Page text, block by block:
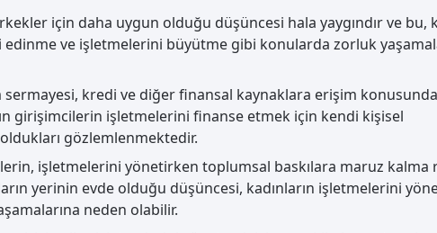
için daha uygun olduğu düşüncesi hala yaygındır ve bu,
ve işletmelerini büyütme gibi konularda zorluk
sermayesi, kredi ve diğer finansal kaynaklara erişim konusunda
girişimcilerin işletmelerini finanse etmek için kendi kişisel
gözlemlenmektedir.
işletmelerini yönetirken toplumsal baskılara maruz kalma
yerinin evde olduğu düşüncesi, kadınların işletmelerini
neden olabilir.